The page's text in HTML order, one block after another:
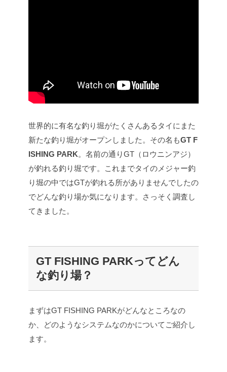
世界的に有名な釣り堀がたくさんあるタイにまた
新たな釣り堀がオープンしました。その名もGT F
ISHING PARK。名前の通りGT（ロウニンアジ）
が釣れる釣り堀です。これまでタイのメジャー釣
り堀の中ではGTが釣れる所がありませんでしたの
でどんな釣り場か気になります。さっそく調査し
てきました。
GT FISHING PARKってどん
な釣り場？
まずはGT FISHING PARKがどんなところなの
か、どのようなシステムなのかについてご紹介し
ます。